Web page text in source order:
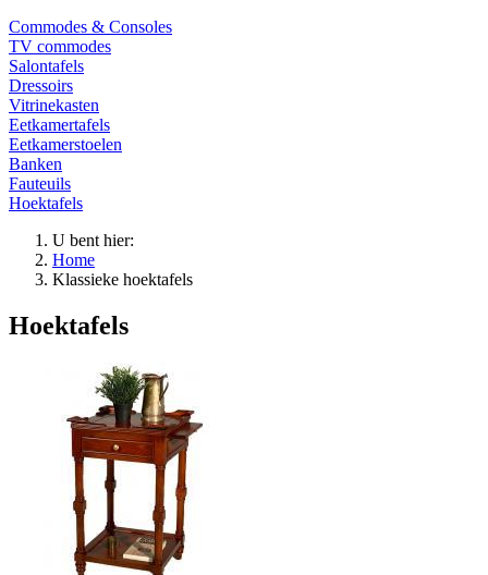
Commodes & Consoles
TV commodes
Salontafels
Dressoirs
Vitrinekasten
Eetkamertafels
Eetkamerstoelen
Banken
Fauteuils
Hoektafels
U bent hier:
Home
Klassieke hoektafels
Hoektafels